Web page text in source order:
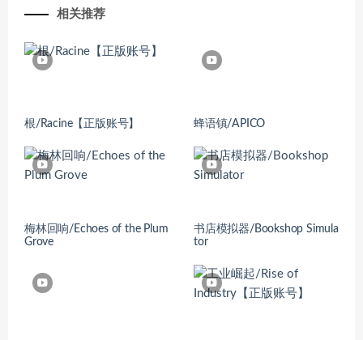
相关推荐
根/Racine【正版账号】 蜂语镇/APICO
梅林回响/Echoes of the Plum
Grove
书店模拟器/Bookshop Simula
tor